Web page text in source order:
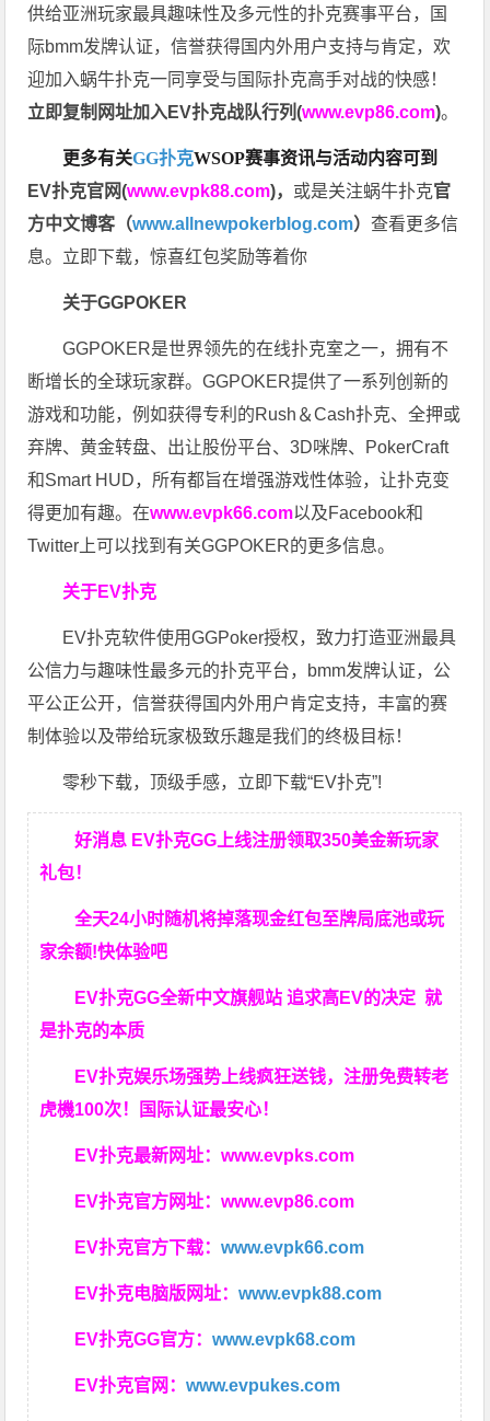
供给亚洲玩家最具趣味性及多元性的扑克赛事平台，国
际bmm发牌认证，信誉获得国内外用户支持与肯定，欢
迎加入蜗牛扑克一同享受与国际扑克高手对战的快感！
立即复制网址加入EV扑克战队行列(www.evp86.com)。
更多有关GG扑克WSOP赛事资讯与活动内容可到
EV扑克官网(www.evpk88.com)， 或是关注蜗牛扑克官
方中文博客（www.allnewpokerblog.com）查看更多信
息。立即下载，惊喜红包奖励等着你
关于GGPOKER
GGPOKER是世界领先的在线扑克室之一，拥有不
断增长的全球玩家群。GGPOKER提供了一系列创新的
游戏和功能，例如获得专利的Rush＆Cash扑克、全押或
弃牌、黄金转盘、出让股份平台、3D咪牌、PokerCraft
和Smart HUD，所有都旨在增强游戏性体验，让扑克变
得更加有趣。在www.evpk66.com以及Facebook和
Twitter上可以找到有关GGPOKER的更多信息。
关于EV扑克
EV扑克软件使用GGPoker授权，致力打造亚洲最具
公信力与趣味性最多元的扑克平台，bmm发牌认证，公
平公正公开，信誉获得国内外用户肯定支持，丰富的赛
制体验以及带给玩家极致乐趣是我们的终极目标！
零秒下载，顶级手感，立即下载“EV扑克”!
好消息 EV扑克GG上线注册领取350美金新玩家
礼包！
全天24小时随机将掉落现金红包至牌局底池或玩
家余额!快体验吧
EV扑克GG全新中文旗舰站 追求高EV的决定就
是扑克的本质
EV扑克娱乐场强势上线疯狂送钱，注册免费转老
虎機100次！国际认证最安心！
EV扑克最新网址：www.evpks.com
EV扑克官方网址：www.evp86.com
EV扑克官方下载：www.evpk66.com
EV扑克电脑版网址：www.evpk88.com
EV扑克GG官方：www.evpk68.com
EV扑克官网：www.evpukes.com